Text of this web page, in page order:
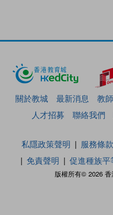
關於教城 最新消息 教師
人才招募
聯絡我們
版權所有© 2026
私隱政策聲明 服務條款
免責聲明
促進種族平